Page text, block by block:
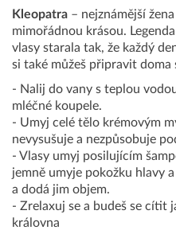
Kleopatra – nejznámější
mimořádnou krásou.
vlasy starala tak, že každý
si také můžeš připravit doma
- Nalij do vany s teplou
mléčné koupele.
- Umyj celé tělo krémovým
nevysušuje a nezpůsobuje
- Vlasy umyj posilujícím
jemně umyje pokožku hlavy
a dodá jim objem.
- Zrelaxuj se a budeš se cítit
královna